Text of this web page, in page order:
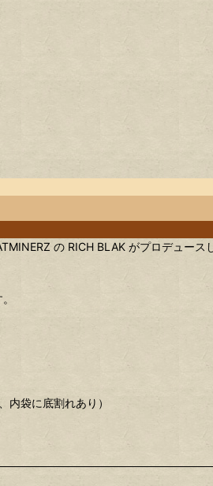
の RICH BLAK がプロデュース
内袋に底割れあり）